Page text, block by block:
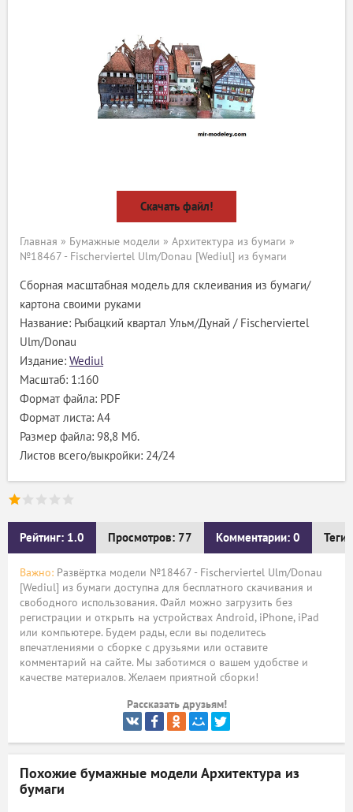
Скачать файл!
Главная » Бумажные модели » Архитектура из бумаги »
№18467 - Fischerviertel Ulm/Donau [Wediul] из бумаги
Сборная масштабная модель для склеивания из бумаги/
картона своими руками
Название: Рыбацкий квартал Ульм/Дунай / Fischerviertel
Ulm/Donau
Издание: Wediul
Масштаб: 1:160
Формат файла: PDF
Формат листа: А4
Размер файла: 98,8 Мб.
Листов всего/выкройки: 24/24
Рейтинг: 1.0 Просмотров: 77 Комментарии: 0 Теги:
Важно: Развёртка модели №18467 - Fischerviertel Ulm/Donau
[Wediul] из бумаги доступна для бесплатного скачивания и
свободного использования. Файл можно загрузить без
регистрации и открыть на устройствах Android, iPhone, iPad
или компьютере. Будем рады, если вы поделитесь
впечатлениями о сборке с друзьями или оставите
комментарий на сайте. Мы заботимся о вашем удобстве и
качестве материалов. Желаем приятной сборки!
Рассказать друзьям!
Похожие бумажные модели Архитектура из
бумаги